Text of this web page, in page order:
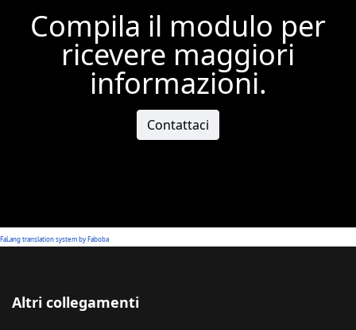
Compila il modulo per
ricevere maggiori
informazioni.
Contattaci
FaLang translation system by Faboba
Altri collegamenti